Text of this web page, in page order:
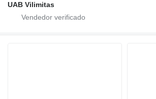
UAB Vilimitas